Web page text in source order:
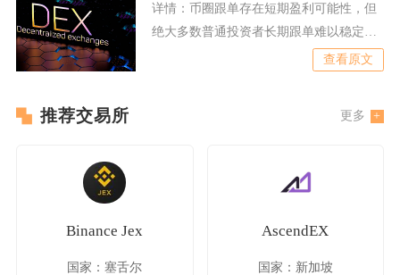
详情： 币圈跟单存在短期盈利可能性，但
绝大多数普通投资者长期跟单难以稳定赚
查看原文
推荐交易所 更多
Binance Jex
国家：塞舌尔
AscendEX
国家：新加坡